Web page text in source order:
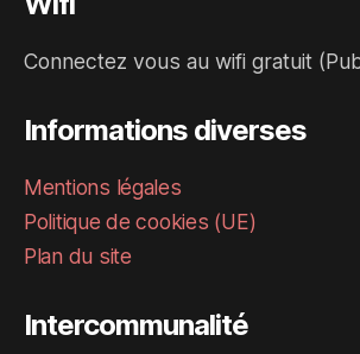
Connectez vous au wifi gratuit
Informations diverses
Mentions légales
Politique de cookies (UE)
Plan du site
Intercommunalité